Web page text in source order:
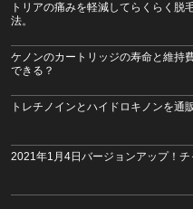
トリアの痛みを軽減してらくらく脱
法。
ケノンのカートリッジの寿命と維持
できる？
トレチノインとハイドロキノンを通
2021年1月4日バージョンアップ！